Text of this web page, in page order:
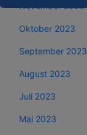
November 2023
Oktober 2023
September 2023
August 2023
Juli 2023
Mai 2023